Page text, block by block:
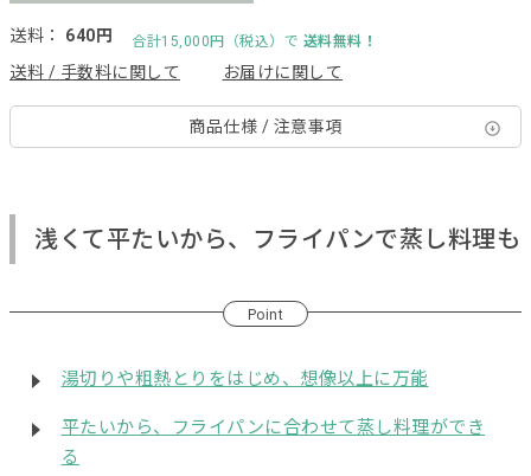
送料： 640円 合計15,000円（税込）で 送料無料！
送料 / 手数料に関して お届けに関して
商品仕様 / 注意事項
浅くて平たいから、フライパンで蒸し料理も
Point
湯切りや粗熱とりをはじめ、想像以上に万能
平たいから、フライパンに合わせて蒸し料理ができ
る